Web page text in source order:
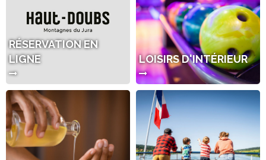
RÉSERVATION EN
LIGNE
LOISIRS D'INTÉRIEUR